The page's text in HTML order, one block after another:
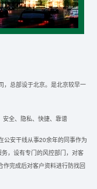
，总部设于北京。是北京较早一
安全、隐私、快捷、靠谱
公安干线从事20余年的同事作为
，设有专门的风控部门，对客
完成后对客户资料进行防找回